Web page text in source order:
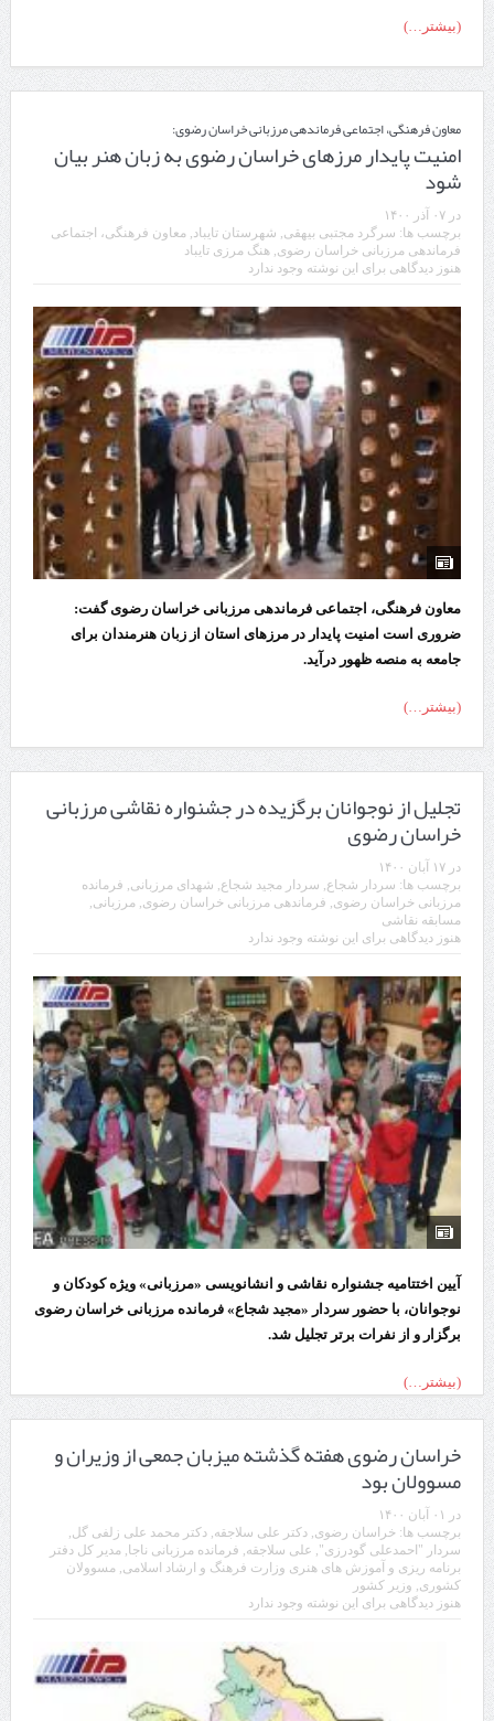
(بیشتر…)
معاون فرهنگی، اجتماعی فرماندهی مرزبانی خراسان رضوی:
امنیت پایدار مرزهای خراسان رضوی به زبان هنر بیان
شود
در ۰۷ آذر ۱۴۰۰
برچسب ها: سرگرد مجتبی بیهقی شهرستان تایباد معاون فرهنگی، اجتماعی
فرماندهی مرزبانی خراسان رضوی هنگ مرزی تایباد
هنوز دیدگاهی برای این نوشته وجود ندارد
معاون فرهنگی، اجتماعی فرماندهی مرزبانی خراسان رضوی گفت:
ضروری است امنیت پایدار در مرزهای استان از زبان هنرمندان برای
جامعه به منصه ظهور درآید.
(بیشتر…)
تجلیل از نوجوانان برگزیده در جشنواره نقاشی مرزبانی
خراسان رضوی
در ۱۷ آبان ۱۴۰۰
برچسب ها: سردار شجاع سردار مجید شجاع شهدای مرزبانی فرمانده
مرزبانی خراسان رضوی فرماندهی مرزبانی خراسان رضوی مرزبانی
مسابقه نقاشی
هنوز دیدگاهی برای این نوشته وجود ندارد
آیین اختتامیه جشنواره نقاشی و انشانویسی «مرزبانی» ویژه کودکان و
نوجوانان، با حضور سردار «مجید شجاع» فرمانده مرزبانی خراسان رضوی
برگزار و از نفرات برتر تجلیل شد.
(بیشتر…)
خراسان رضوی هفته گذشته میزبان جمعی از وزیران و
مسوولان بود
در
۰۱ آبان ۱۴۰۰
برچسب ها: خراسان رضوی دکتر علی سلاجقه دکتر محمد علی زلفی گل
سردار "احمدعلی گودرزی" علی سلاجقه فرمانده مرزبانی ناجا مدیر کل دفتر
برنامه ریزی و آموزش های هنری وزارت فرهنگ و ارشاد اسلامی مسوولان
کشوری وزیر کشور
هنوز دیدگاهی برای این نوشته وجود ندارد